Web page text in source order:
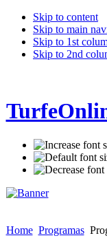
Skip to content
Skip to main
Skip to 1st
Skip to 2nd
Home Programas